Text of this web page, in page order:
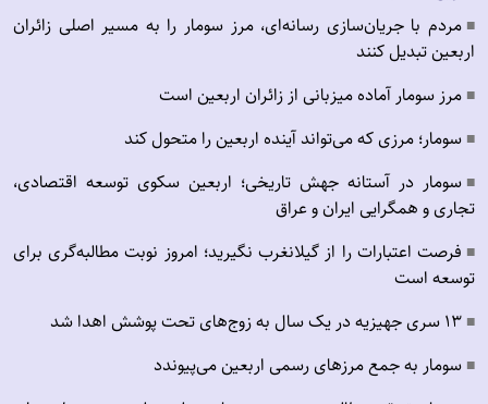
■ مردم با جریان‌سازی رسانه‌ای، مرز سومار را به مسیر اصلی زائران
اربعین تبدیل کنند
■ مرز سومار آماده میزبانی از زائران اربعین است
■ سومار؛ مرزی که می‌تواند آینده اربعین را متحول کند
■ سومار در آستانه جهش تاریخی؛ اربعین سکوی توسعه اقتصادی،
تجاری و همگرایی ایران و عراق
■ فرصت اعتبارات را از گیلانغرب نگیرید؛ امروز نوبت مطالبه‌گری برای
توسعه است
■ ۱۳ سری جهیزیه در یک سال به زوج‌های تحت پوشش اهدا شد
■ سومار به جمع مرزهای رسمی اربعین می‌پیوندد